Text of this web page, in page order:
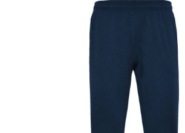
Handschoenen en Sjaals
Kledingaccessoires
Ondergoed, Sokken en Nachtkleding